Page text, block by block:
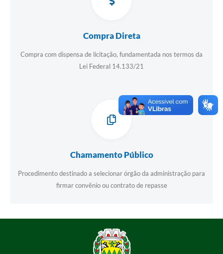
Compra Direta
Compra com dispensa de licitação, fundamentada nos termos da
Lei Federal 14.133/21
Chamamento Público
Procedimento destinado a selecionar órgão da administração para
firmar convênio ou contrato de repasse